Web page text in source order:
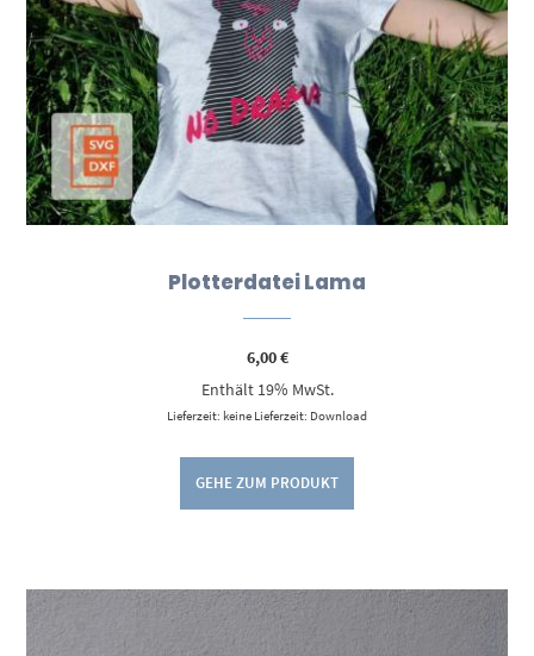
Plotterdatei Lama
6,00€
Enthält 19% MwSt.
Lieferzeit: keine Lieferzeit: Download
GEHE ZUM PRODUKT